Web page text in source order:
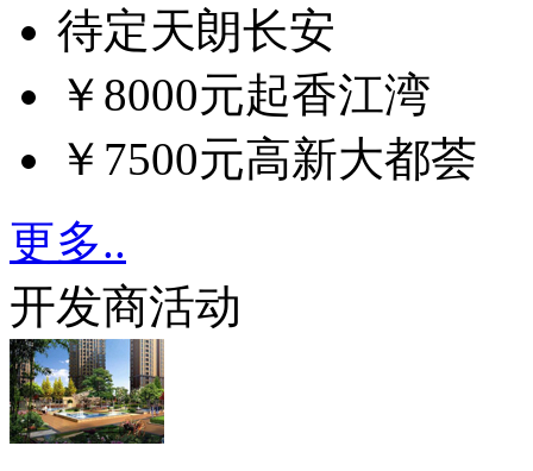
待定天朗长安
￥8000元起香江湾
￥7500元高新大都荟
更多..
开发商活动